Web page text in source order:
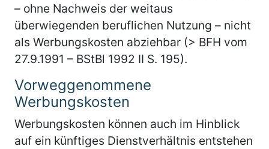
– ohne Nachweis der weitaus
überwiegenden beruflichen Nutzung – nicht
als Werbungskosten abziehbar (> BFH vom
27.9.1991 – BStBl 1992 II S. 195).
Vorweggenommene
Werbungskosten
Werbungskosten können auch im Hinblick
auf ein künftiges Dienstverhältnis entstehen